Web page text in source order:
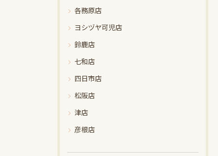
各務原店
ヨシヅヤ可児店
鈴鹿店
七和店
四日市店
松阪店
津店
彦根店